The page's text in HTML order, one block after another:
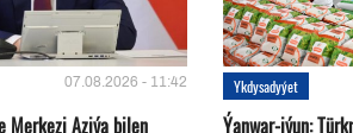
07.08.2026 - 11:42
Merkezi Aziýa bilen
Ykdysadyýet
Ýanwar-iýun: